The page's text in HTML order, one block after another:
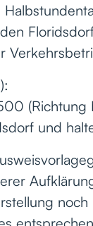
und